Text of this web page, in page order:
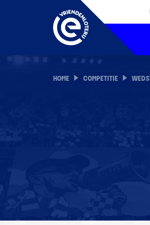
HOME COMPETITIE